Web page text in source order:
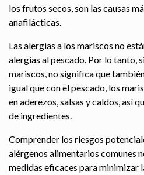
los frutos secos, son las causas
anafilácticas.
Las alergias a los mariscos no
alergias al pescado. Por lo tanto,
mariscos, no significa que
igual que con el pescado, los
en aderezos, salsas y caldos, así
de ingredientes.
Comprender los riesgos
alérgenos alimentarios comunes
medidas eficaces para minimizar